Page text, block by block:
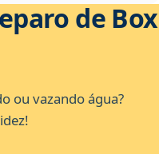
de Box
ou vazando água?